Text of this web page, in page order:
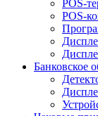
POS-
POS-
Банковское